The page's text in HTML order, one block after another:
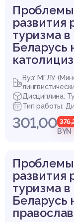
Проблемы
развития
туризма
Беларусь
Вуз: МГЛУ
Дисциплина:
Тип работы:
301,00BYN
Проблемы
развития
туризма
Беларусь